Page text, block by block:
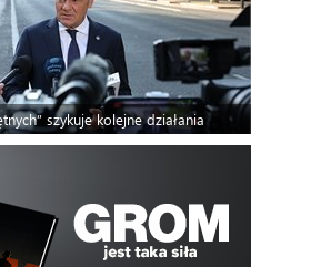
szykuje kolejne działania